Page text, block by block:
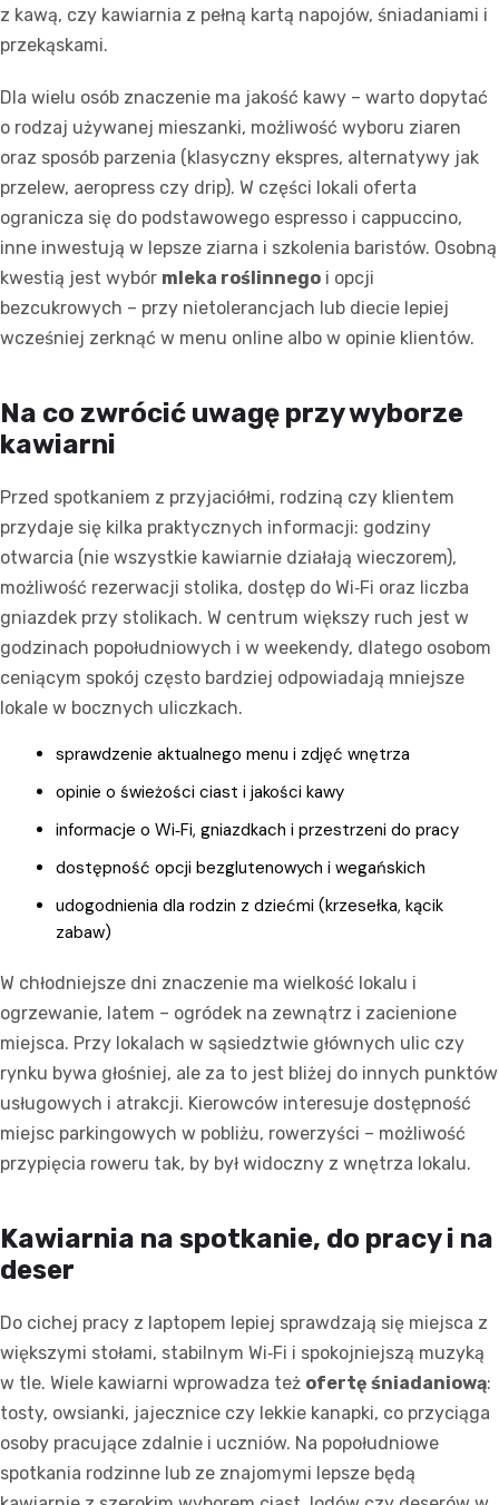
z kawą, czy kawiarnia z pełną kartą napojów, śniadaniami i
przekąskami.
Dla wielu osób znaczenie ma jakość kawy – warto dopytać
o rodzaj używanej mieszanki, możliwość wyboru ziaren
oraz sposób parzenia (klasyczny ekspres, alternatywy jak
przelew, aeropress czy drip). W części lokali oferta
ogranicza się do podstawowego espresso i cappuccino,
inne inwestują w lepsze ziarna i szkolenia baristów. Osobną
kwestią jest wybór mleka roślinnego i opcji
bezcukrowych – przy nietolerancjach lub diecie lepiej
wcześniej zerknąć w menu online albo w opinie klientów.
Na co zwrócić uwagę przy wyborze
kawiarni
Przed spotkaniem z przyjaciółmi, rodziną czy klientem
przydaje się kilka praktycznych informacji: godziny
otwarcia (nie wszystkie kawiarnie działają wieczorem),
możliwość rezerwacji stolika, dostęp do Wi‑Fi oraz liczba
gniazdek przy stolikach. W centrum większy ruch jest w
godzinach popołudniowych i w weekendy, dlatego osobom
ceniącym spokój często bardziej odpowiadają mniejsze
lokale w bocznych uliczkach.
sprawdzenie aktualnego menu i zdjęć wnętrza
opinie o świeżości ciast i jakości kawy
informacje o Wi‑Fi, gniazdkach i przestrzeni do pracy
dostępność opcji bezglutenowych i wegańskich
udogodnienia dla rodzin z dziećmi (krzesełka, kącik
zabaw)
W chłodniejsze dni znaczenie ma wielkość lokalu i
ogrzewanie, latem – ogródek na zewnątrz i zacienione
miejsca. Przy lokalach w sąsiedztwie głównych ulic czy
rynku bywa głośniej, ale za to jest bliżej do innych punktów
usługowych i atrakcji. Kierowców interesuje dostępność
miejsc parkingowych w pobliżu, rowerzyści – możliwość
przypięcia roweru tak, by był widoczny z wnętrza lokalu.
Kawiarnia na spotkanie, do pracy i na
deser
Do cichej pracy z laptopem lepiej sprawdzają się miejsca z
większymi stołami, stabilnym Wi‑Fi i spokojniejszą muzyką
w tle. Wiele kawiarni wprowadza też ofertę śniadaniową:
tosty, owsianki, jajecznice czy lekkie kanapki, co przyciąga
osoby pracujące zdalnie i uczniów. Na popołudniowe
spotkania rodzinne lub ze znajomymi lepsze będą